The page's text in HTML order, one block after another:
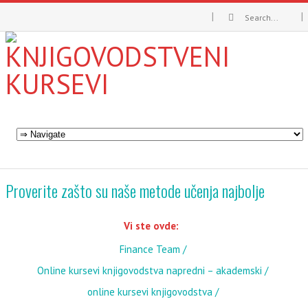
Proverite zašto su naše metode učenja najbolje
Vi ste ovde:
Finance Team
Online kursevi knjigovodstva napredni – akademski
online kursevi knjigovodstva